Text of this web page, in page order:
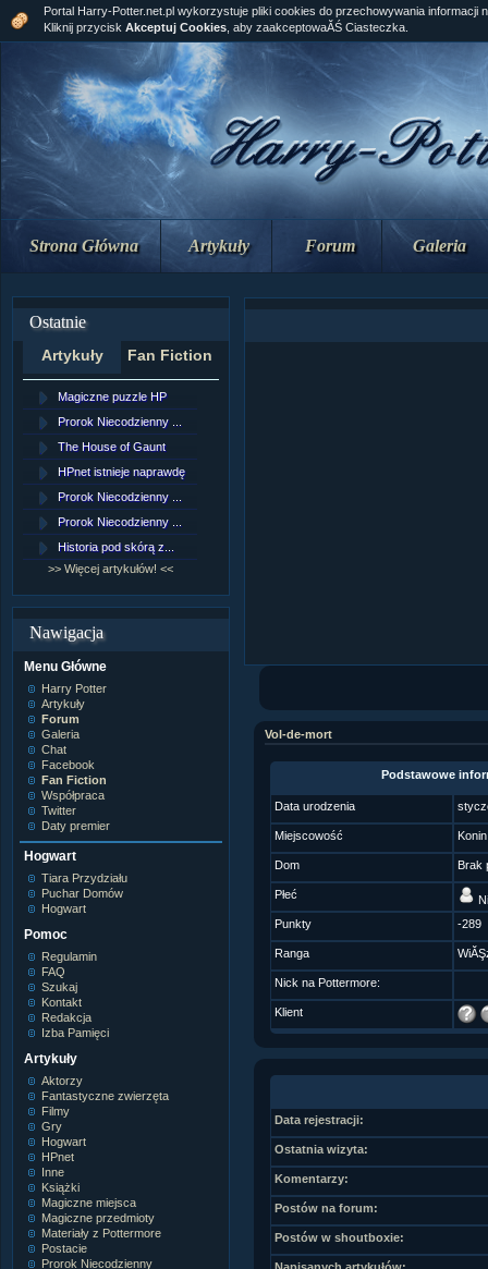
Strona Główna Artykuły Forum Galeria
Ostatnie
Artykuły Fan Fiction
Magiczne puzzle HP
Prorok Niecodzienny ...
The House of Gaunt
HPnet istnieje naprawdę
Prorok Niecodzienny ...
Prorok Niecodzienny ...
Historia pod skórą z...
>> Więcej artykułów! <<
Nawigacja
Menu Główne
Harry Potter
Artykuły
Forum
Galeria
Chat
Facebook
Fan Fiction
Współpraca
Twitter
Daty premier
Hogwart
Tiara Przydziału
Puchar Domów
Hogwart
Pomoc
Regulamin
FAQ
Szukaj
Kontakt
Redakcja
Izba Pamięci
Artykuły
Aktorzy
Fantastyczne zwierzęta
Filmy
Gry
Hogwart
HPnet
Inne
Książki
Magiczne miejsca
Magiczne przedmioty
Materiały z Pottermore
Postacie
Prorok Niecodzienny
Portal Harry-Potter.net.pl wykorzystuje pliki cookies do przechowywania informacji
Kliknij przycisk Akceptuj Cookies , aby zaakceptowaĂŚ Ciasteczka.
Vol-de-mort
Podstawowe
Data urodzenia
Miejscowość Konin
Dom Brak
Płeć
Punkty
-289
Ranga
Nick na Pottermore:
Klient
Data rejestracji:
Ostatnia wizyta:
Komentarzy:
Postów na forum:
Postów w shoutboxie: